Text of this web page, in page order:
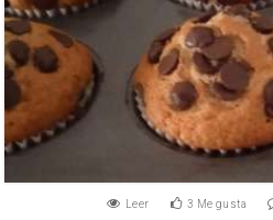
Leer 3 Me gusta